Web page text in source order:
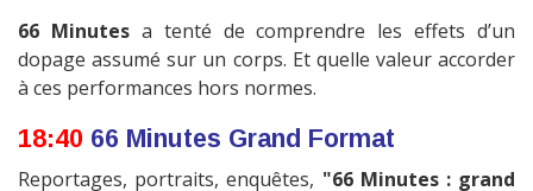
66 Minutesa tenté de comprendre les effets d’un
dopage assumé sur un corps. Et quelle valeur accorder
à ces performances hors normes.
18:40 66 Minutes Grand Format
Reportages, portraits, enquêtes, "66 Minutes : grand